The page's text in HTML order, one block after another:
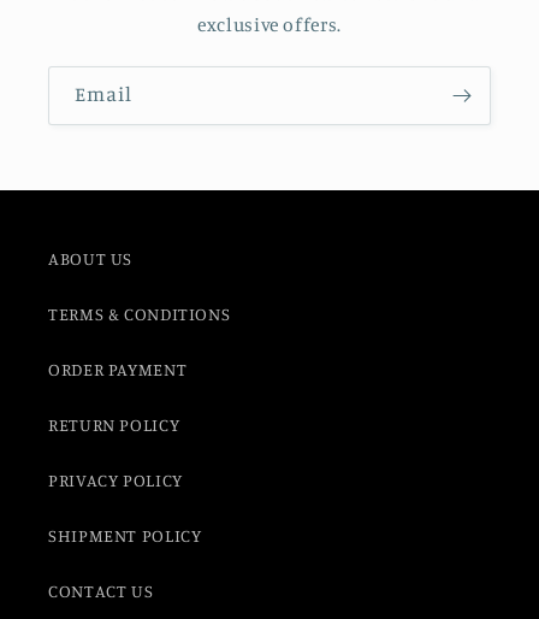
exclusive offers.
Email
ABOUT US
TERMS & CONDITIONS
ORDER PAYMENT
RETURN POLICY
PRIVACY POLICY
SHIPMENT POLICY
CONTACT US